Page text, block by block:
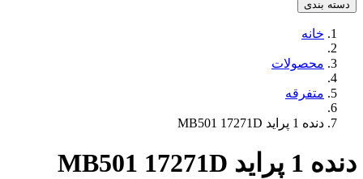
دسته بندی
خانه
محصولات
متفرقه
دنده 1 پراید MB501 17271D
دنده 1 پراید MB501 17271D